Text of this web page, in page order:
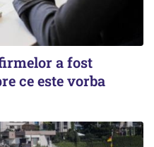
a fost
ce este vorba